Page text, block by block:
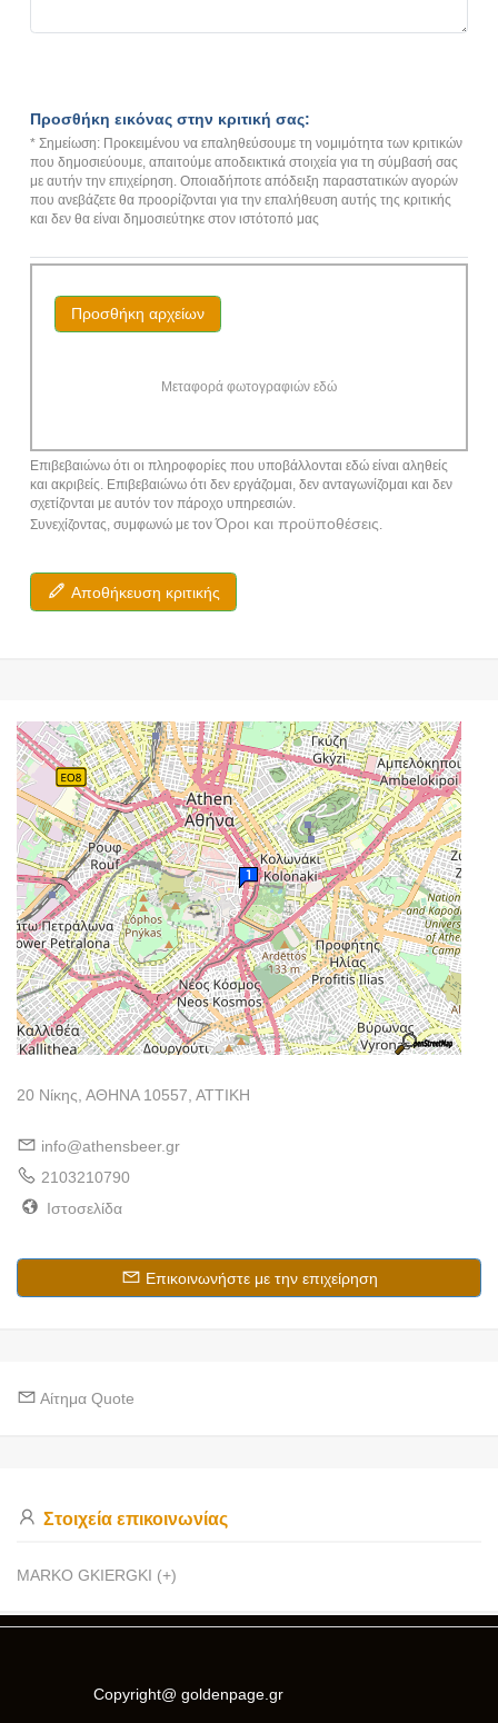
Προσθήκη εικόνας στην κριτική σας:
* Σημείωση: Προκειμένου να επαληθεύσουμε τη νομιμότητα των κριτικών
που δημοσιεύουμε, απαιτούμε αποδεικτικά στοιχεία για τη σύμβασή σας
με αυτήν την επιχείρηση. Οποιαδήποτε απόδειξη παραστατικών αγορών
που ανεβάζετε θα προορίζονται για την επαλήθευση αυτής της κριτικής
και δεν θα είναι δημοσιεύτηκε στον ιστότοπό μας
Προσθήκη αρχείων
Μεταφορά φωτογραφιών εδώ
Επιβεβαιώνω ότι οι πληροφορίες που υποβάλλονται εδώ είναι αληθείς
και ακριβείς. Επιβεβαιώνω ότι δεν εργάζομαι, δεν ανταγωνίζομαι και δεν
σχετίζονται με αυτόν τον πάροχο υπηρεσιών.
Συνεχίζοντας, συμφωνώ με τονΌροι και προϋποθέσεις.
Αποθήκευση κριτικής
20 Νίκης, ΑΘΗΝΑ 10557, ΑΤΤΙΚΗ
info@athensbeer.gr
2103210790
Ιστοσελίδα
Επικοινωνήστε με την επιχείρηση
Αίτημα Quote
Στοιχεία επικοινωνίας
MARKO GKIERGKI (+)
Copyright@ goldenpage.gr